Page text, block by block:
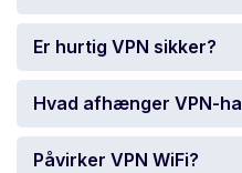
Er hurtig VPN sikker?
Hvad afhænger VPN-
Påvirker VPN WiFi?